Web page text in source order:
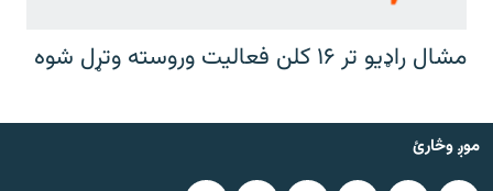
مشال راډیو تر ۱۶ کلن فعالیت وروسته وتړل شوه
موږ وڅارئ